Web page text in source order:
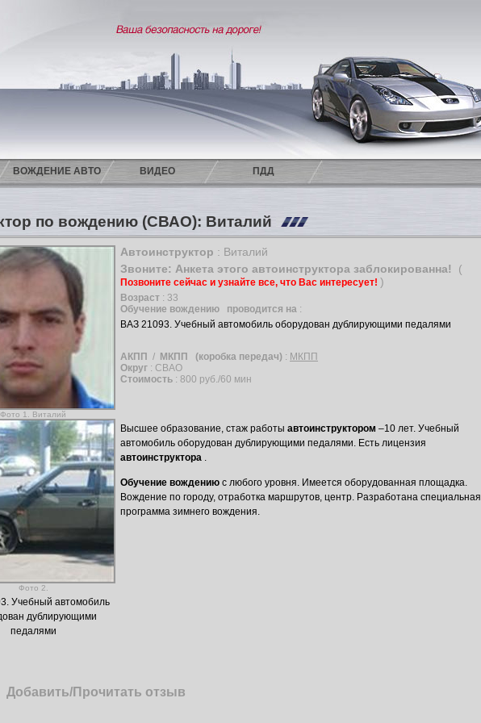
ВОЖДЕНИЕ АВТО ВИДЕО ПДД
по вождению (СВАО): Виталий
Фото 1. Виталий
Автоинструктор : Виталий
Звоните: Анкета этого автоинструктора заблокированна!
(
Позвоните сейчас и узнайте все, что Вас интересует! )
Возраст : 33
Обучение вождению
проводится на :
ВАЗ 21093. Учебный автомобиль оборудован дублирующими педалями
АКПП / МКПП (коробка передач) : МКПП
Округ : СВАО
Стоимость : 800 руб./60 мин
Фото 2.
Учебный автомобиль
дублирующими
педалями
Высшее образование, стаж работы автоинструктором –10 лет. Учебный
автомобиль оборудован дублирующими педалями. Есть лицензия
автоинструктора .
Обучение вождению с любого уровня. Имеется оборудованная площадка.
Вождение по городу, отработка маршрутов, центр. Разработана специальная
программа зимнего вождения.
Добавить/Прочитать отзыв